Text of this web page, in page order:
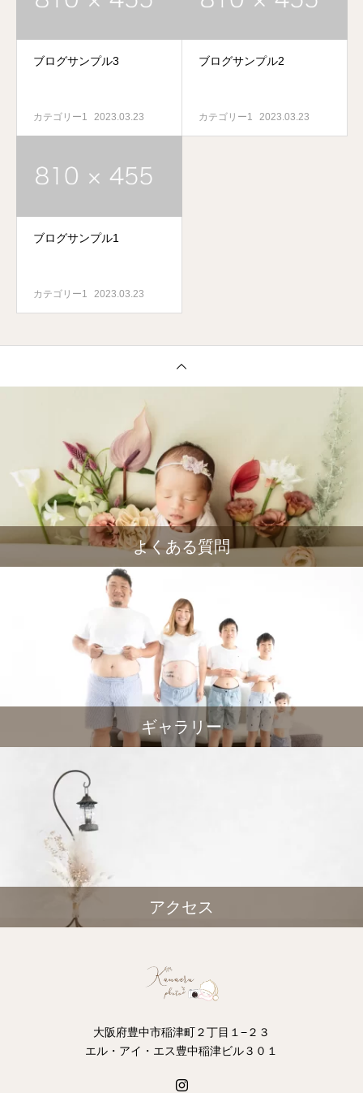
ブログサンプル3
カテゴリー1 2023.03.23
ブログサンプル2
カテゴリー1 2023.03.23
ブログサンプル1
カテゴリー1 2023.03.23
よくある質問
ギャラリー
アクセス
大阪府豊中市稲津町２丁目１−２３
エル・アイ・エス豊中稲津ビル３０１